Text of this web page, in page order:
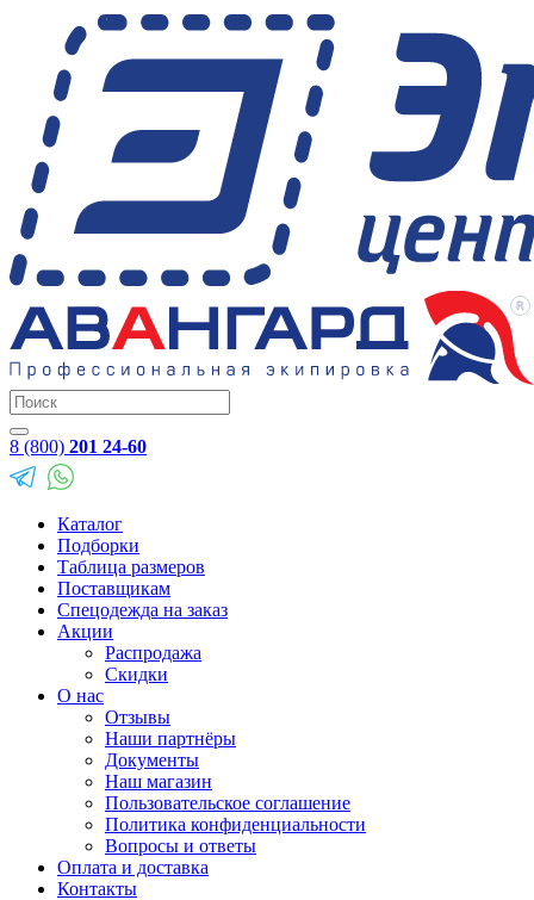
8 (800) 201 24-60
Каталог
Подборки
Таблица размеров
Поставщикам
Спецодежда на заказ
Акции
Распродажа
Скидки
О нас
Отзывы
Наши партнёры
Документы
Наш магазин
Пользовательское соглашение
Политика конфиденциальности
Вопросы и ответы
Оплата и доставка
Контакты